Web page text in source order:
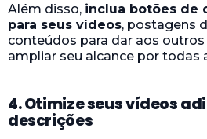
Além disso, inclua botões de
para seus vídeos, postagens
conteúdos para dar aos
ampliar seu alcance por todas
4. Otimize seus vídeos
descrições